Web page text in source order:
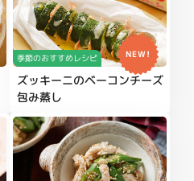
季節のおすすめレシピ NEW!
ズッキーニのベーコンチーズ
包み蒸し